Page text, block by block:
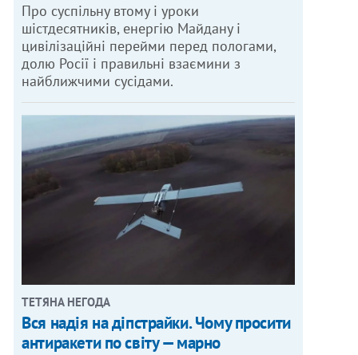
Про суспільну втому і уроки
шістдесятників, енергію Майдану і
цивілізаційні перейми перед пологами,
долю Росії і правильні взаємини з
найближчими сусідами.
ТЕТЯНА НЕГОДА
Вся надія на діпстрайки. Чому просити
антиракети по світу — марно